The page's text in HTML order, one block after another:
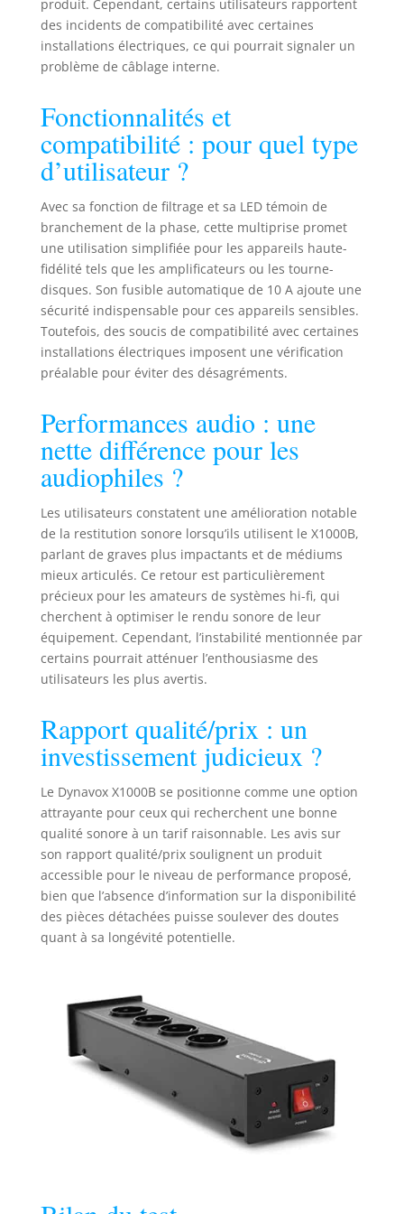
non garanti)
produit. Cependant, certains utilisateurs rapportent
des incidents de compatibilité avec certaines
installations électriques, ce qui pourrait signaler un
problème de câblage interne.
Fonctionnalités et
compatibilité : pour quel type
d’utilisateur ?
Avec sa fonction de filtrage et sa LED témoin de
branchement de la phase, cette multiprise promet
une utilisation simplifiée pour les appareils haute-
fidélité tels que les amplificateurs ou les tourne-
disques. Son fusible automatique de 10 A ajoute une
sécurité indispensable pour ces appareils sensibles.
Toutefois, des soucis de compatibilité avec certaines
installations électriques imposent une vérification
préalable pour éviter des désagréments.
Performances audio : une
nette différence pour les
audiophiles ?
Les utilisateurs constatent une amélioration notable
de la restitution sonore lorsqu’ils utilisent le X1000B,
parlant de graves plus impactants et de médiums
mieux articulés. Ce retour est particulièrement
précieux pour les amateurs de systèmes hi-fi, qui
cherchent à optimiser le rendu sonore de leur
équipement. Cependant, l’instabilité mentionnée par
certains pourrait atténuer l’enthousiasme des
utilisateurs les plus avertis.
Rapport qualité/prix : un
investissement judicieux ?
Le Dynavox X1000B se positionne comme une option
attrayante pour ceux qui recherchent une bonne
qualité sonore à un tarif raisonnable. Les avis sur
son rapport qualité/prix soulignent un produit
accessible pour le niveau de performance proposé,
bien que l’absence d’information sur la disponibilité
des pièces détachées puisse soulever des doutes
quant à sa longévité potentielle.